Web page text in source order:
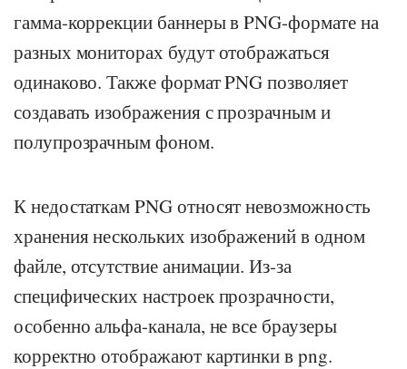
гамма-коррекции баннеры в PNG-формате на
разных мониторах будут отображаться
одинаково. Также формат PNG позволяет
создавать изображения с прозрачным и
полупрозрачным фоном.
К недостаткам PNG относят невозможность
хранения нескольких изображений в одном
файле, отсутствие анимации. Из-за
специфических настроек прозрачности,
особенно альфа-канала, не все браузеры
корректно отображают картинки в png.